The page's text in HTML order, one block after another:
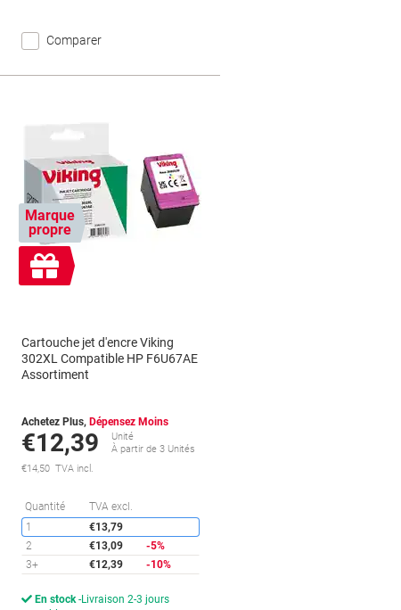
Comparer
Économies
Marque
propre
Cadeau
gratuit
Cartouche jet d'encre Viking
302XL Compatible HP F6U67AE
Assortiment
Achetez Plus, Dépensez Moins
€12,39
Unité
À partir de 3 Unités
€14,50 TVA incl.
Quantité TVA excl.
1
€13,79
2
€13,09
-5%
3+
€12,39 -10%
En stock Livraison 2-3 jours